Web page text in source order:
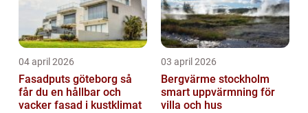
04 april 2026
Fasadputs göteborg så
får du en hållbar och
vacker fasad i kustklimat
03 april 2026
Bergvärme stockholm
smart uppvärmning för
villa och hus